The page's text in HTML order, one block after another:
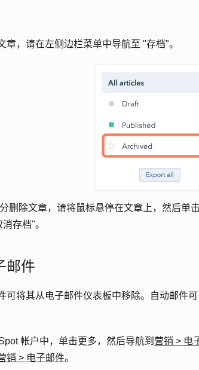
章，请在左侧边栏菜单中导航至 "存档"。
删除文章，请将鼠标悬停在文章上，然后单击
消存档"。
邮件
可将其从电子邮件仪表板中移除。自动邮件
帐户中，单击更多，然后导航到 营销 > 电
销 > 电子邮件。